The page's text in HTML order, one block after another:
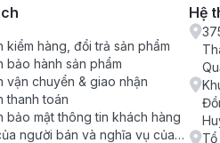
kiểm hàng, đổi trả sản phẩm
bảo hành sản phẩm
vận chuyển & giao nhận
thanh toán
bảo mật thông tin khách hàng
người bán và nghĩa vụ của
Hệ